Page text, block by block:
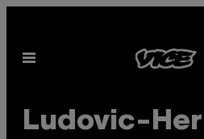
content
Open
Ludovic-